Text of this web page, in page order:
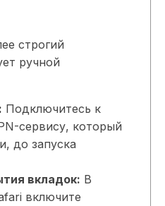
строгий
ручной
Подключитесь к
сервису, который
до запуска
вкладок: В
включите